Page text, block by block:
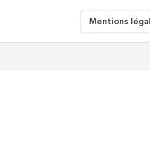
Mentions